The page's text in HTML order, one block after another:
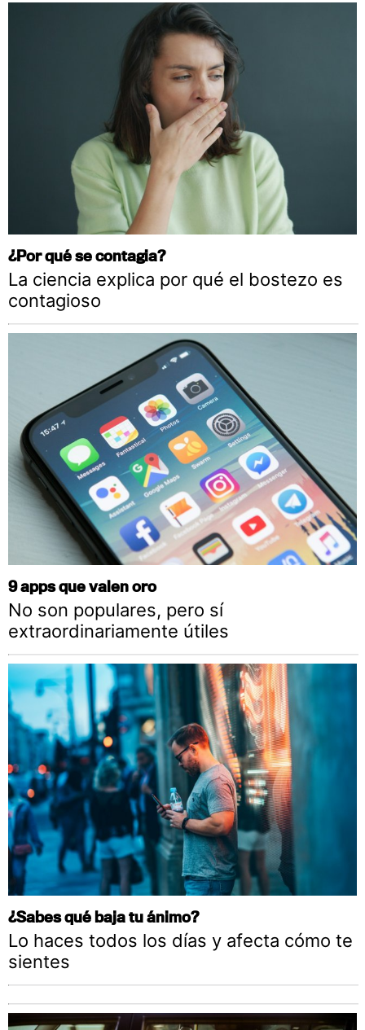
¿Por qué se contagia?
La ciencia explica por qué el bostezo es
contagioso
9 apps que valen oro
No son populares, pero sí
extraordinariamente útiles
¿Sabes qué baja tu ánimo?
Lo haces todos los días y afecta cómo te
sientes